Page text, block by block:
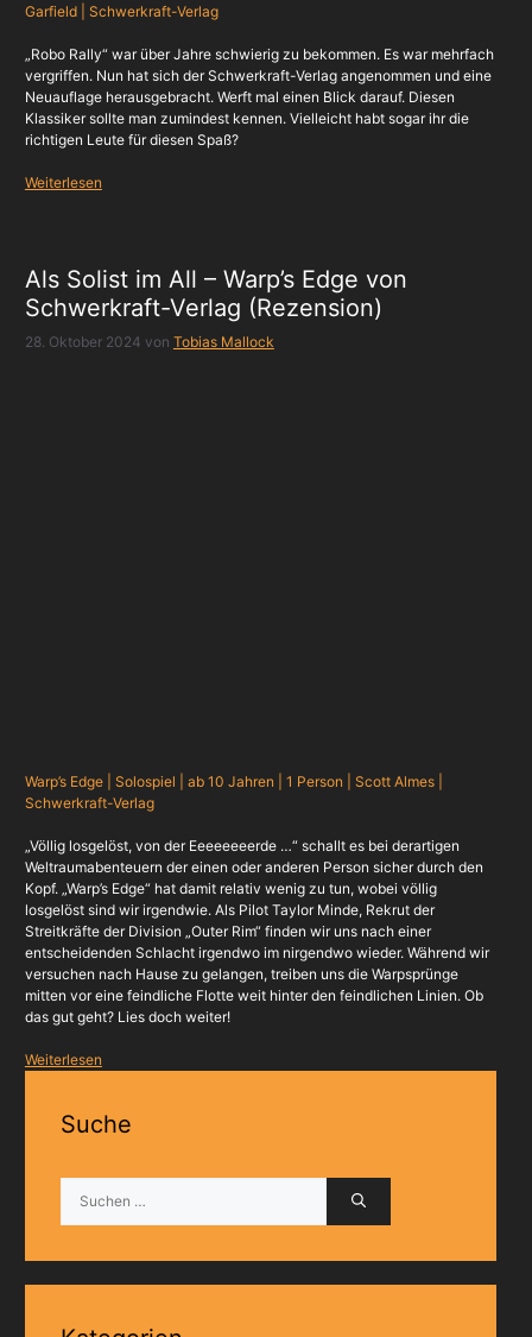
Garfield | Schwerkraft-Verlag
„Robo Rally“ war über Jahre schwierig zu bekommen. Es war mehrfach
vergriffen. Nun hat sich der Schwerkraft-Verlag angenommen und eine
Neuauflage herausgebracht. Werft mal einen Blick darauf. Diesen
Klassiker sollte man zumindest kennen. Vielleicht habt sogar ihr die
richtigen Leute für diesen Spaß?
Weiterlesen
Als Solist im All – Warp’s Edge von
Schwerkraft-Verlag (Rezension)
28. Oktober 2024 von Tobias Mallock
Warp’s Edge | Solospiel | ab 10 Jahren | 1 Person | Scott Almes |
Schwerkraft-Verlag
„Völlig losgelöst, von der Eeeeeeeerde …“ schallt es bei derartigen
Weltraumabenteuern der einen oder anderen Person sicher durch den
Kopf. „Warp’s Edge“ hat damit relativ wenig zu tun, wobei völlig
losgelöst sind wir irgendwie. Als Pilot Taylor Minde, Rekrut der
Streitkräfte der Division „Outer Rim“ finden wir uns nach einer
entscheidenden Schlacht irgendwo im nirgendwo wieder. Während wir
versuchen nach Hause zu gelangen, treiben uns die Warpsprünge
mitten vor eine feindliche Flotte weit hinter den feindlichen Linien. Ob
das gut geht? Lies doch weiter!
Weiterlesen
Suche
nach: